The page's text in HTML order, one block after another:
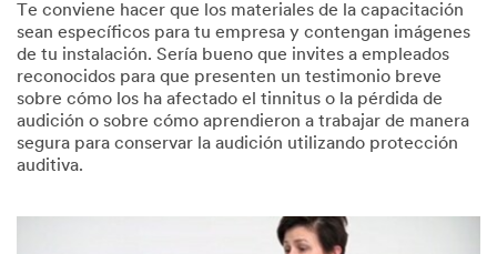
Te conviene hacer que los materiales de la capacitación
sean específicos para tu empresa y contengan imágenes
de tu instalación. Sería bueno que invites a empleados
reconocidos para que presenten un testimonio breve
sobre cómo los ha afectado el tinnitus o la pérdida de
audición o sobre cómo aprendieron a trabajar de manera
segura para conservar la audición utilizando protección
auditiva.